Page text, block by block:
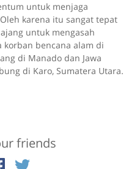
untuk menjaga
karena itu sangat tepat
untuk mengasah
korban bencana alam di
di Manado dan Jawa
di Karo, Sumatera Utara.
friends